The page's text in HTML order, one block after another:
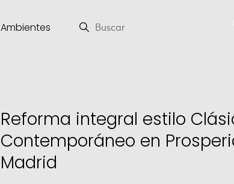
Ambientes
Reforma integral estilo
Contemporáneo en
Madrid